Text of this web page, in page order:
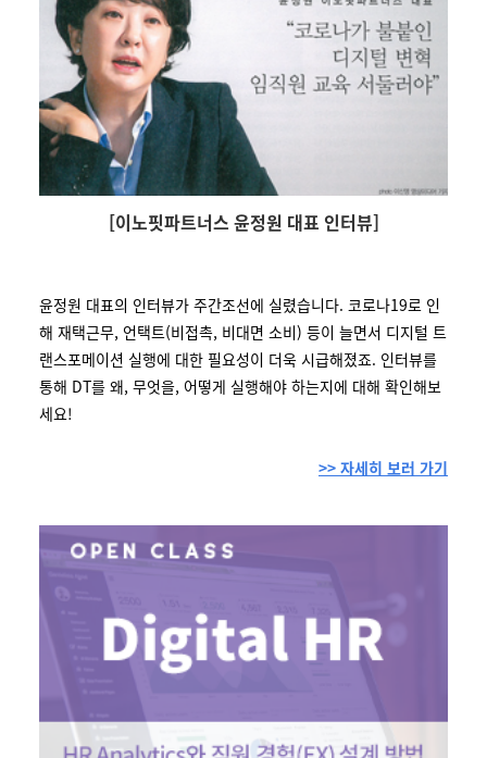
[이노핏파트너스 윤정원 대표 인터뷰]
윤정원 대표의 인터뷰가 주간조선에 실렸습니다. 코로나19로 인
해 재택근무, 언택트(비접촉, 비대면 소비) 등이 늘면서 디지털 트
랜스포메이션 실행에 대한 필요성이 더욱 시급해졌죠. 인터뷰를
통해 DT를 왜, 무엇을, 어떻게 실행해야 하는지에 대해 확인해보
세요!
>> 자세히 보러 가기